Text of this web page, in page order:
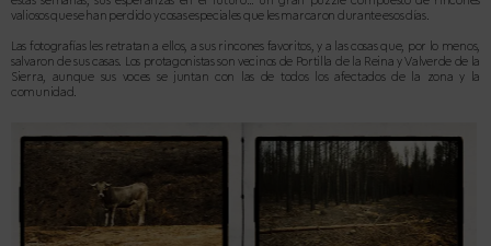
valiosos que se han perdido y cosas especiales que les marcaron durante esos días.
Las fotografías les retratan a ellos, a sus rincones favoritos, y a las cosas que, por lo menos,
salvaron de sus casas. Los protagonistas son vecinos de Portilla de la Reina y Valverde de la
Sierra, aunque sus voces se juntan con las de todos los afectados de la zona y la
comunidad.